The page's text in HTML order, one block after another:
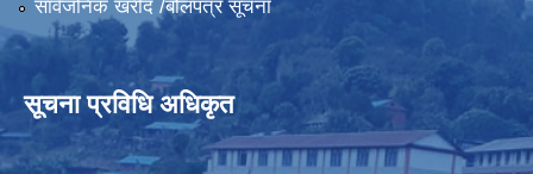
सार्वजनिक खरीद /बोलपत्र सूचना
सूचना प्रविधि अधिकृत